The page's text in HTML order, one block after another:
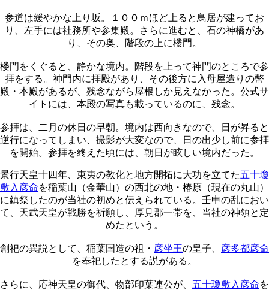
参道は緩やかな上り坂。１００ｍほど上ると鳥居が建ってお
り、左手には社務所や参集殿。さらに進むと、石の神橋があ
り、その奥、階段の上に楼門。
楼門をくぐると、静かな境内。階段を上って神門のところで参
拝をする。神門内に拝殿があり、その後方に入母屋造りの幣
殿・本殿があるが、残念ながら屋根しか見えなかった。公式サ
イトには、本殿の写真も載っているのに、残念。
参拝は、二月の休日の早朝。境内は西向きなので、日が昇ると
逆行になってしまい、撮影が大変なので、日の出少し前に参拝
を開始。参拝を終えた頃には、朝日が眩しい境内だった。
景行天皇十四年、東夷の教化と地方開拓に大功を立てた五十瓊
敷入彦命を稲葉山（金華山）の西北の地・椿原（現在の丸山）
に鎮祭したのが当社の初めと伝えられている。壬申の乱におい
て、天武天皇が戦勝を祈願し、厚見郡一帯を、当社の神領と定
めたという。
創祀の異説として、稲葉国造の祖・ 彦坐王の皇子、
彦多都彦命
を奉祀したとする説がある。
さらに、応神天皇の御代、物部印葉連公が、 五十瓊敷入彦命を